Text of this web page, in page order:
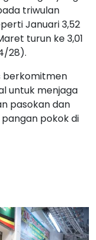
triwulan
Januari 3,52
turun ke 3,01
28).
berkomitmen
untuk menjaga
pasokan dan
pokok di